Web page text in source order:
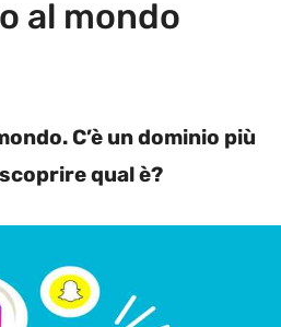
al mondo
C’è un dominio più
qual è?